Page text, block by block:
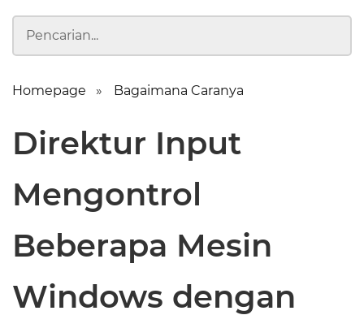
Homepage Bagaimana Caranya
Direktur Input
Mengontrol
Beberapa Mesin
Windows dengan